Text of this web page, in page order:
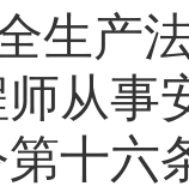
生产
从事
十六